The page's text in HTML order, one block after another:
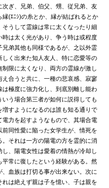
ぎ、兄弟、伯父、甥、従兄弟、友
(ｴﾆｼ)の糸とか、縁が結ばれるとか
うして霊線は常に太くなったり細
は太く光があり、争う時は或程度
弟其他も同様であるが、之以外霊
く出来た知人友人、特に恋愛等の
限に太くなり、両方の霊線が激し
合うと共に、一種の悲哀感、寂寥
極度に強力化し、到底別離し能わ
う場合第三者が如何に説得しても
すようになるのは誰も知る通りで
力を起すようなもので、其場合電
同性愛に陥った女学生が、情死を
それは一方の陽電の方を霊的に消
、陽電女性は愛着の情熱が冷却し
常に復したという経験がある。然
血族は打切る事が出来ない。次に
は絶えず親は子を憶い、子は親を